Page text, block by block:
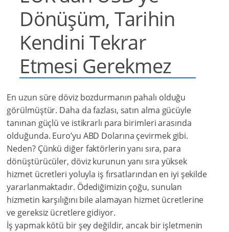
Dönüşüm, Tarihin
Kendini Tekrar
Etmesi Gerekmez
En uzun süre döviz bozdurmanın pahalı olduğu
görülmüştür. Daha da fazlası, satın alma gücüyle
tanınan güçlü ve istikrarlı para birimleri arasında
olduğunda. Euro’yu ABD Dolarına çevirmek gibi.
Neden? Çünkü diğer faktörlerin yanı sıra, para
dönüştürücüler, döviz kurunun yanı sıra yüksek
hizmet ücretleri yoluyla iş fırsatlarından en iyi şekilde
yararlanmaktadır. Ödediğimizin çoğu, sunulan
hizmetin karşılığını bile alamayan hizmet ücretlerine
ve gereksiz ücretlere gidiyor.
İş yapmak kötü bir şey değildir, ancak bir işletmenin